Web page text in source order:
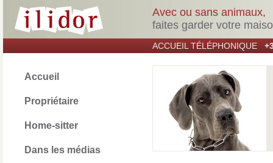
Avec ou sans animaux,
faites garder votre
ACCUEIL TÉLÉPHONIQUE
Accueil
Propriétaire
Home-sitter
Dans les médias